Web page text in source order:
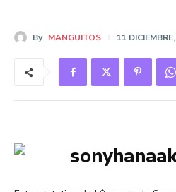
By MANGUITOS 11